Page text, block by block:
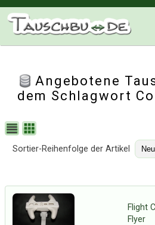
Angebotene
dem Schlagwort
Sortier-Reihenfolge der Artikel
Flight
Flyer